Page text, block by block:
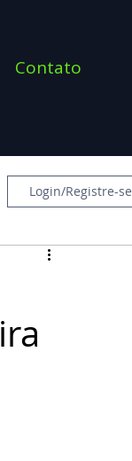
Contato
Login/Registre-se